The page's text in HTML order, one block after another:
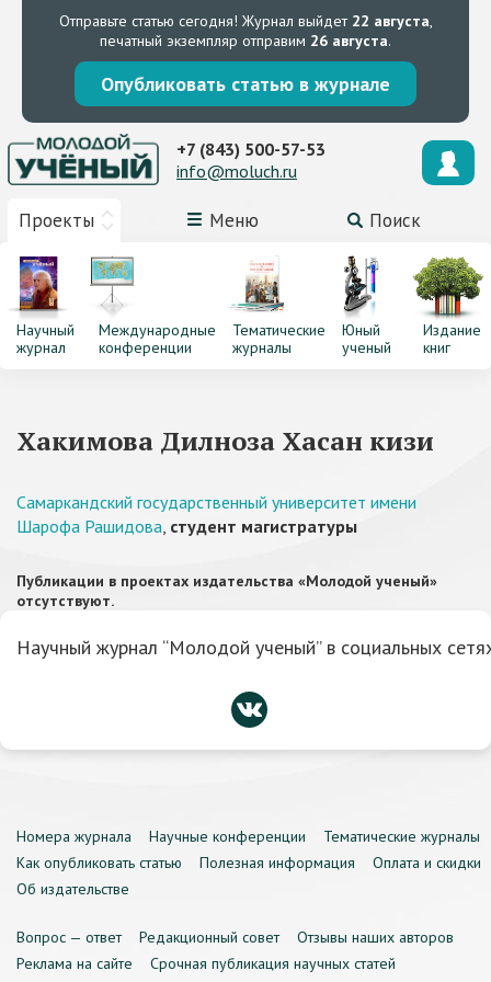
Отправьте статью сегодня! Журнал выйдет 22 августа,
печатный экземпляр отправим 26 августа.
Опубликовать статью в журнале
Проекты Меню Поиск
+7 (843) 500-57-53
info@moluch.ru
Научный
журнал
Международные
конференции
Тематические
журналы
Юный
ученый
Издание
книг
Хакимова Дилноза Хасан кизи
Самаркандский государственный университет имени
Шарофа Рашидова, студент магистратуры
Публикации в проектах издательства «Молодой ученый»
отсутствуют.
Научный журнал “Молодой ученый” в социальных
Номера журнала Научные конференции
Тематические журналы
Как опубликовать статью
Полезная информация
Оплата и скидки
Об издательстве
Вопрос — ответ Редакционный совет
Отзывы наших авторов
Реклама на сайте
Срочная публикация научных статей